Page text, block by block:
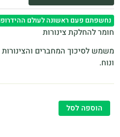
נחשפתם פעם ראשונה לעולם
חומר להחלקת צינורות
משמש לסיכוך המחברים
ונוח.
הוספה לסל